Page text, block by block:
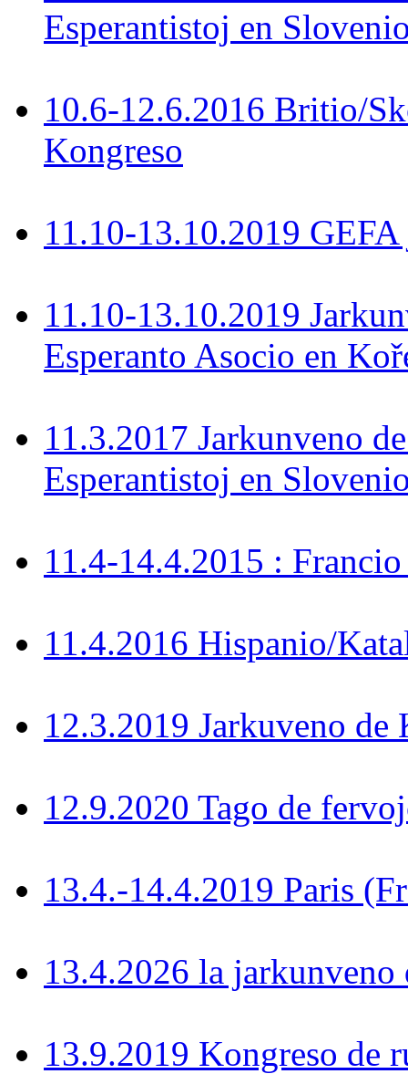
Esperantistoj en
10.6-12.6.2016 Britio/
Kongreso
11.10-13.10.2019
11.10-13.10.2019
Esperanto Asocio en
11.3.2017 Jarkunveno
Esperantistoj en
11.4-14.4.2015 :
11.4.2016 Hispanio/
12.3.2019 Jarkuveno de
12.9.2020 Tago de
13.4.-14.4.2019 Paris
13.4.2026 la jarkunveno
13.9.2019 Kongreso de